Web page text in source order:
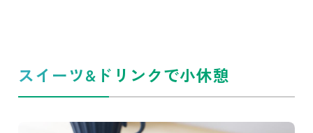
スイーツ&ドリンクで小休憩